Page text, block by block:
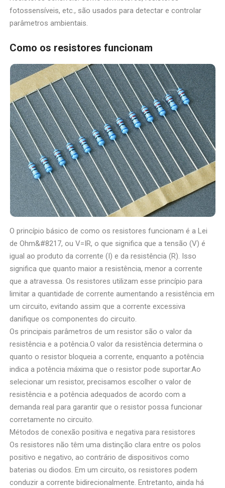
fotossensíveis, etc., são usados para detectar e controlar
parâmetros ambientais.
Como os resistores funcionam
O princípio básico de como os resistores funcionam é a Lei
de Ohm&#8217, ou V=IR, o que significa que a tensão (V) é
igual ao produto da corrente (I) e da resistência (R). Isso
significa que quanto maior a resistência, menor a corrente
que a atravessa. Os resistores utilizam esse princípio para
limitar a quantidade de corrente aumentando a resistência em
um circuito, evitando assim que a corrente excessiva
danifique os componentes do circuito.
Os principais parâmetros de um resistor são o valor da
resistência e a potência.O valor da resistência determina o
quanto o resistor bloqueia a corrente, enquanto a potência
indica a potência máxima que o resistor pode suportar.Ao
selecionar um resistor, precisamos escolher o valor de
resistência e a potência adequados de acordo com a
demanda real para garantir que o resistor possa funcionar
corretamente no circuito.
Métodos de conexão positiva e negativa para resistores
Os resistores não têm uma distinção clara entre os polos
positivo e negativo, ao contrário de dispositivos como
baterias ou diodos. Em um circuito, os resistores podem
conduzir a corrente bidirecionalmente. Entretanto, ainda há